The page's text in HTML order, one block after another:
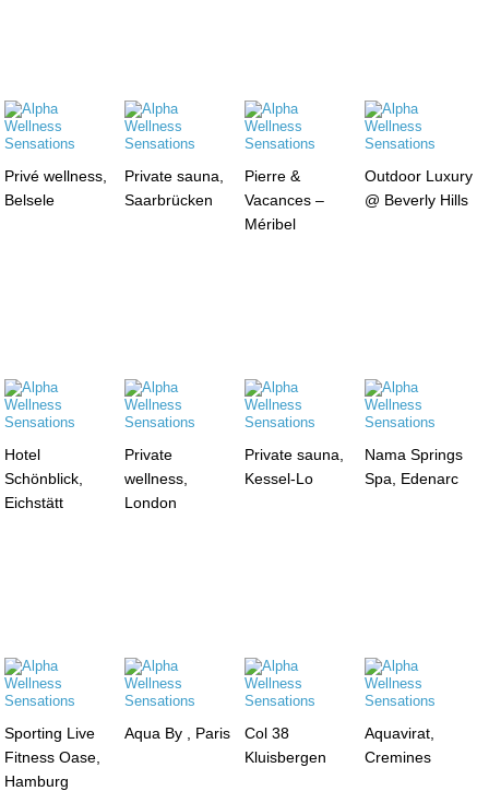
Privé wellness,
Belsele
Private sauna,
Saarbrücken
Pierre &
Vacances –
Méribel
Outdoor Luxury
@ Beverly Hills
Hotel
Schönblick,
Eichstätt
Private
wellness,
London
Private sauna,
Kessel-Lo
Nama Springs
Spa, Edenarc
Sporting Live
Fitness Oase,
Hamburg
Aqua By , Paris
Col 38
Kluisbergen
Aquavirat,
Cremines